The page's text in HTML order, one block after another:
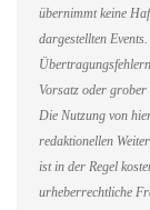
übernimmt keine
dargestellten
Vorsatz oder
Die Nutzung von
redaktionellen
ist in der Regel
urheberrechtliche